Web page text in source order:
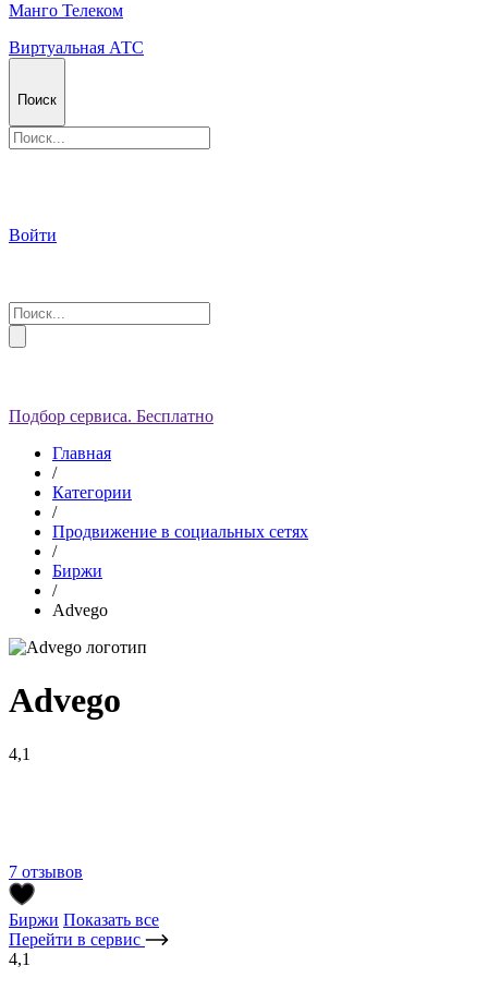
Манго Телеком
Виртуальная АТС
Поиск
Войти
Подбор сервиса. Бесплатно
Главная
/
Категории
/
Продвижение в социальных сетях
/
Биржи
/
Advego
Advego
4,1
7 отзывов
Биржи Показать все
Перейти в сервис
4,1